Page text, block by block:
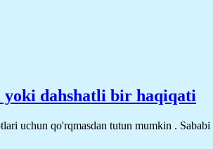
dahshatli bir haqiqati
uchun qo'rqmasdan tutun mumkin .